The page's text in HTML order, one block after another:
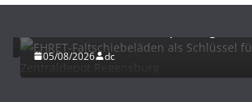
05/08/2026 dc